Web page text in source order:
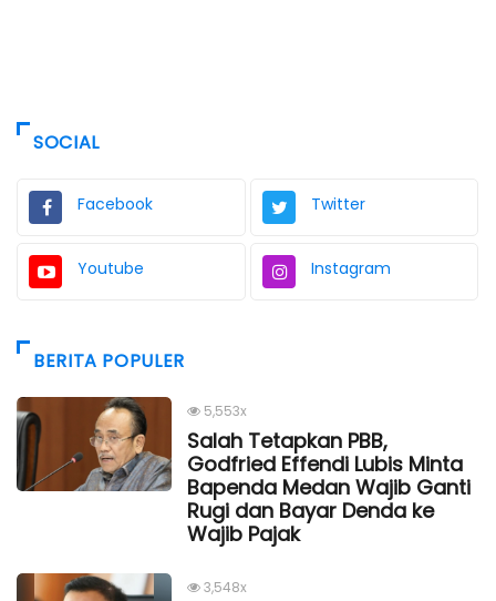
SOCIAL
Facebook Twitter
Youtube Instagram
BERITA POPULER
5,553x
Salah Tetapkan PBB,
Godfried Effendi Lubis Minta
Bapenda Medan Wajib Ganti
Rugi dan Bayar Denda ke
Wajib Pajak
3,548x